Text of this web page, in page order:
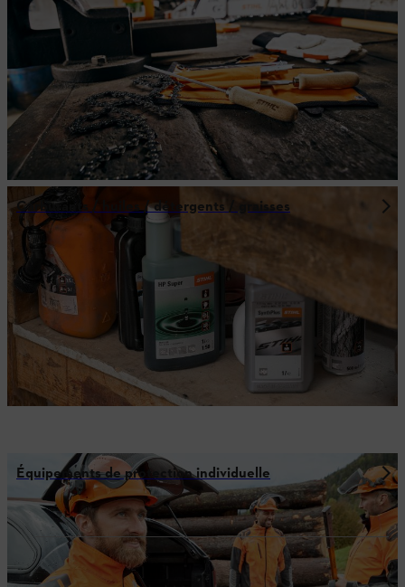
Carburants / huiles / détergents / graisses
Équipements de protection individuelle